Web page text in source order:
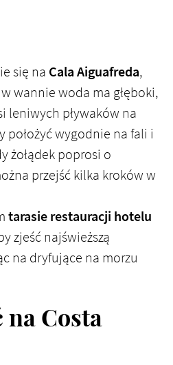
się na Cala Aiguafreda,
wannie woda ma głęboki,
leniwych pływaków na
położyć wygodnie na fali i
żołądek poprosi o
przejść kilka kroków w
tarasie restauracji hotelu
zjeść najświeższą
na dryfujące na morzu
na Costa